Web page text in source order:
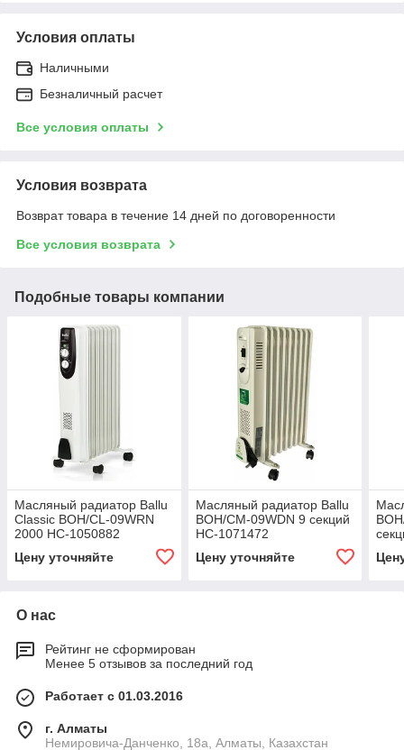
Условия оплаты
Наличными
Безналичный расчет
Все условия оплаты
Условия возврата
Возврат товара в течение 14 дней по договоренности
Все условия возврата
Подобные товары компании
Масляный радиатор Ballu
Classic BOH/CL-09WRN
2000 НС-1050882
Цену уточняйте
Масляный радиатор Ballu
BOH/CM-09WDN 9 секций
НС-1071472
Цену уточняйте
О нас
Рейтинг не сформирован
Менее 5 отзывов за последний год
Работает с 01.03.2016
г. Алматы
Немировича-Данченко, 18а, Алматы, Казахстан